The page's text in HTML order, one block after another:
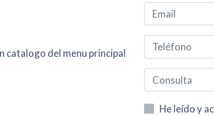
catalogo del menu principal
He leído y acepto la